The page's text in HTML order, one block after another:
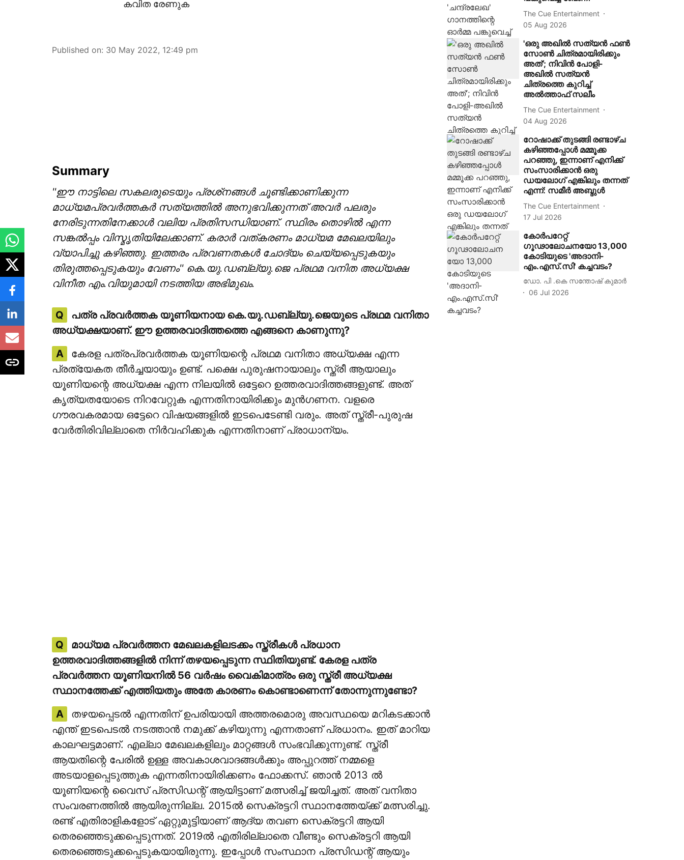
കവിത രേണുക
Published on: 30 May 2022, 12:49 pm
Summary
''ഈ നാട്ടിലെ സകലരുടെയും പ്രശ്‌നങ്ങള്‍ ചൂണ്ടിക്കാണിക്കുന്ന
മാധ്യമപ്രവര്‍ത്തകര്‍ സത്യത്തില്‍ അനുഭവിക്കുന്നത് അവര്‍ പലരും
നേരിടുന്നതിനേക്കാള്‍ വലിയ പ്രതിസന്ധിയാണ്. സ്ഥിരം തൊഴില്‍ എന്ന
സങ്കല്‍പ്പം വിസ്മൃതിയിലേക്കാണ്. കരാര്‍ വത്കരണം മാധ്യമ മേഖലയിലും
വ്യാപിച്ചു കഴിഞ്ഞു. ഇത്തരം പ്രവണതകള്‍ ചോദ്യം ചെയ്യപ്പെടുകയും
തിരുത്തപ്പെടുകയും വേണം'' കെ.യു.ഡബ്ല്യു.ജെ പ്രഥമ വനിത അധ്യക്ഷ
വിനീത എം.വിയുമായി നടത്തിയ അഭിമുഖം.
Q
പത്ര പ്രവര്‍ത്തക യൂണിയനായ കെ.യു.ഡബ്ല്യു.ജെയുടെ പ്രഥമ വനിതാ
അധ്യക്ഷയാണ്. ഈ ഉത്തരവാദിത്തത്തെ എങ്ങനെ കാണുന്നു?
A
കേരള പത്രപ്രവര്‍ത്തക യൂണിയന്റെ പ്രഥമ വനിതാ അധ്യക്ഷ എന്ന
പ്രത്യേകത തീര്‍ച്ചയായും ഉണ്ട്. പക്ഷെ പുരുഷനായാലും സ്ത്രീ ആയാലും
യൂണിയന്റെ അധ്യക്ഷ എന്ന നിലയില്‍ ഒട്ടേറെ ഉത്തരവാദിത്തങ്ങളുണ്ട്. അത്
കൃത്യതയോടെ നിറവേറ്റുക എന്നതിനായിരിക്കും മുന്‍ഗണന. വളരെ
ഗൗരവകരമായ ഒട്ടേറെ വിഷയങ്ങളില്‍ ഇടപെടേണ്ടി വരും. അത് സ്ത്രീ-പുരുഷ
വേര്‍തിരിവില്ലാതെ നിര്‍വഹിക്കുക എന്നതിനാണ് പ്രാധാന്യം.
Q
മാധ്യമ പ്രവര്‍ത്തന മേഖലകളിലടക്കം സ്ത്രീകള്‍ പ്രധാന
ഉത്തരവാദിത്തങ്ങളില്‍ നിന്ന് തഴയപ്പെടുന്ന സ്ഥിതിയുണ്ട്. കേരള പത്ര
പ്രവര്‍ത്തന യൂണിയനില്‍ 56 വര്‍ഷം വൈകിമാത്രം ഒരു സ്ത്രീ അധ്യക്ഷ
സ്ഥാനത്തേക്ക് എത്തിയതും അതേ കാരണം കൊണ്ടാണെന്ന് തോന്നുന്നുണ്ടോ?
A
തഴയപ്പെടല്‍ എന്നതിന് ഉപരിയായി അത്തരമൊരു അവസ്ഥയെ മറികടക്കാന്‍
എന്ത് ഇടപെടല്‍ നടത്താന്‍ നമുക്ക് കഴിയുന്നു എന്നതാണ് പ്രധാനം. ഇത് മാറിയ
കാലഘട്ടമാണ്. എല്ലാ മേഖലകളിലും മാറ്റങ്ങള്‍ സംഭവിക്കുന്നുണ്ട്. സ്ത്രീ
ആയതിന്റെ പേരില്‍ ഉള്ള അവകാശവാദങ്ങള്‍ക്കും അപ്പുറത്ത് നമ്മളെ
അടയാളപ്പെടുത്തുക എന്നതിനായിരിക്കണം ഫോക്കസ്. ഞാന്‍ 2013 ല്‍
യൂണിയന്റെ വൈസ് പ്രസിഡന്റ് ആയിട്ടാണ് മത്സരിച്ച് ജയിച്ചത്. അത് വനിതാ
സംവരണത്തില്‍ ആയിരുന്നില്ല. 2015ല്‍ സെക്രട്ടറി സ്ഥാനത്തേയ്ക്ക് മത്സരിച്ചു.
രണ്ട് എതിരാളികളോട് ഏറ്റുമുട്ടിയാണ് ആദ്യ തവണ സെക്രട്ടറി ആയി
തെരഞ്ഞെടുക്കപ്പെടുന്നത്. 2019ല്‍ എതിരില്ലാതെ വീണ്ടും സെക്രട്ടറി ആയി
തെരഞ്ഞെടുക്കപ്പെടുകയായിരുന്നു. ഇപ്പോള്‍ സംസ്ഥാന പ്രസിഡന്റ് ആയും
The Cue Entertainment
05 Aug 2026
'ഒരു അഖിൽ സത്യൻ ഫൺ
സോൺ ചിത്രമായിരിക്കും
അത്'; നിവിൻ പോളി-
അഖിൽ സത്യൻ
ചിത്രത്തെ കുറിച്ച്
അൽത്താഫ് സലീം
The Cue Entertainment
04 Aug 2026
റോഷാക്ക് തുടങ്ങി രണ്ടാഴ്ച
കഴിഞ്ഞപ്പോൾ മമ്മൂക്ക
പറഞ്ഞു, ഇന്നാണ് എനിക്ക്
സംസാരിക്കാൻ ഒരു
ഡയലോഗ് എങ്കിലും തന്നത്
എന്ന്: സമീർ അബ്ദുൾ
The Cue Entertainment
17 Jul 2026
കോര്‍പറേറ്റ്
ഗൂഢാലോചനയോ 13,000
കോടിയുടെ 'അദാനി-
എം.എസ്.സി' കച്ചവടം?
ഡോ. പി .കെ സന്തോഷ് കുമാർ
06 Jul 2026